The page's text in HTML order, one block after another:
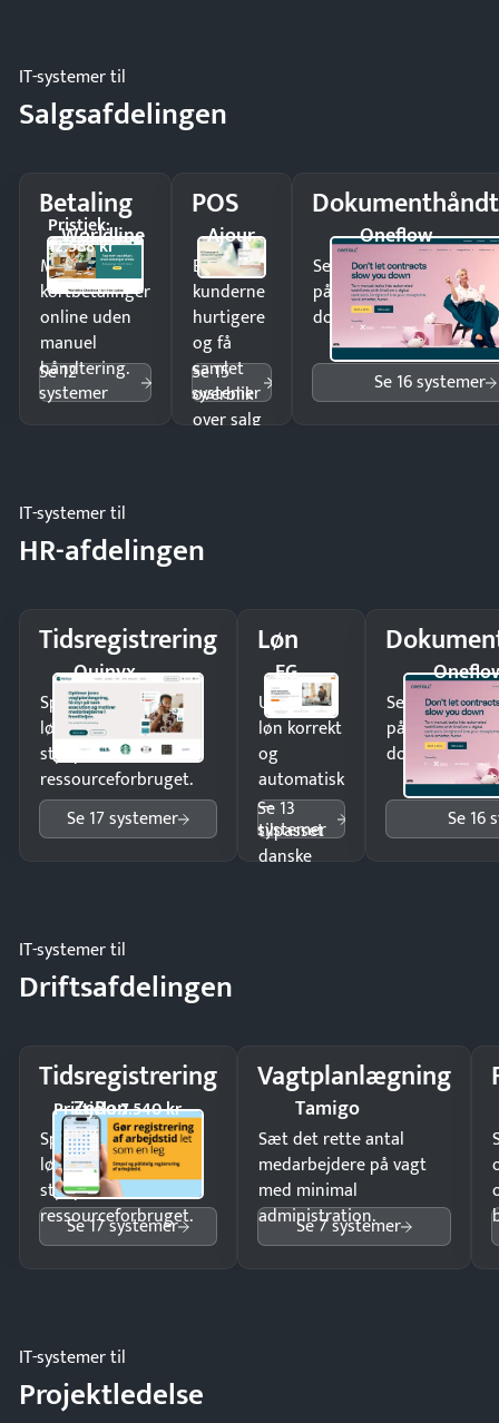
IT-systemer til
Salgsafdelingen
Betaling
Worldline
Pristjek:
12.588 kr
Modtag
kortbetalinger
online uden
manuel
håndtering.
Se 12
systemer
POS
Ajour
Ekspedér
kunderne
hurtigere
og få
samlet
overblik
over salg
Se 15
systemer
Oneflow
Send kontrakter til
på minutter og mist
dokumenter.
Se 16 systemer
IT-systemer til
HR-afdelingen
Tidsregistrering
Quinyx
Spar tid på
lønberegning og få
styr på
ressourceforbruget.
Se 17 systemer
Løn
EG
Udbetal
løn korrekt
og
automatisk
—
tilpasset
danske
Se 13
systemer
Send
på minutter
dokumenter.
Se 16
IT-systemer til
Driftsafdelingen
Tidsregistrering
ZeBon
Pristjek: 7.540 kr
Spar tid på
lønberegning og få
styr på
ressourceforbruget.
Se 17 systemer
Vagtplanlægning
Tamigo
Sæt det rette antal
medarbejdere på vagt
med minimal
administration.
Se 7 systemer
IT-systemer til
Projektledelse